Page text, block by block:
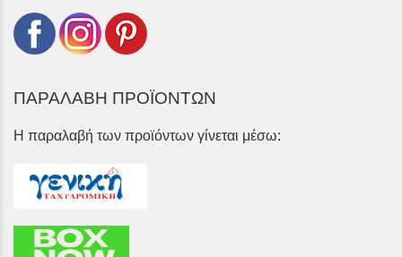
ΠΑΡΑΛΑΒΗ ΠΡΟΪΟΝΤΩΝ
Η παραλαβή των προϊόντων γίνεται μέσω: